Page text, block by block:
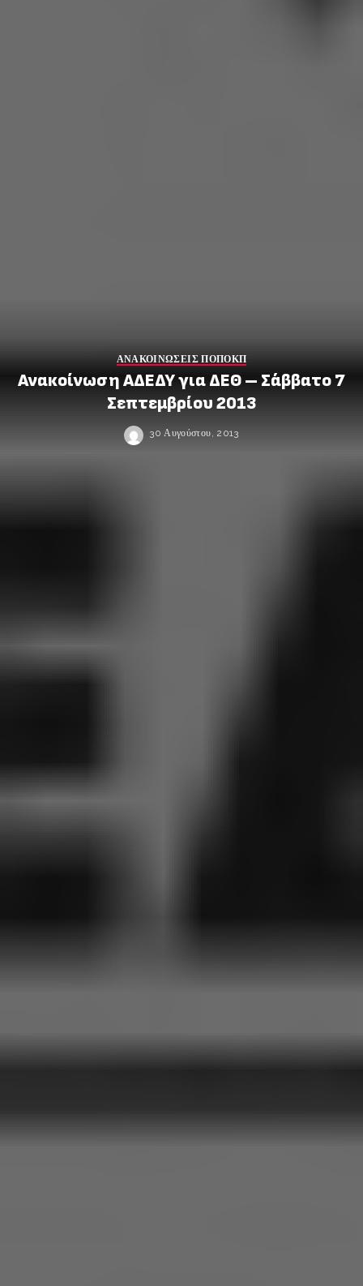
ΑΝΑΚΟΙΝΩΣΕΙΣ ΠΟΠΟΚΠ
Ανακοίνωση ΑΔΕΔΥ για ΔΕΘ – Σάββατο 7
Σεπτεμβρίου 2013
30 Αυγούστου, 2013